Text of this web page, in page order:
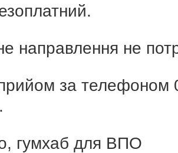
направлення не
за телефоном
.
гумхаб для ВПО